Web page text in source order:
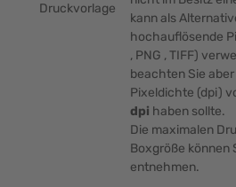
Druckvorlage
kann als
hochauflösende
, PNG , TIFF)
beachten Sie
Pixeldichte (dpi)
dpi haben sollte.
Die maximalen
Boxgröße können
entnehmen.